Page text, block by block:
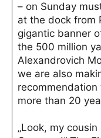
– on Sunday
at the dock from
gigantic banner
the 500 million
Alexandrovich
we are also
recommendation
more than 20
„Look, my